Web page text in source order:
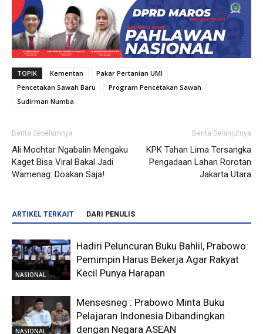
TOPIK Kementan
Pakar Pertanian UMI
Pencetakan Sawah Baru
Program Pencetakan Sawah
Sudirman Numba
Berita Sebelumnya
Ali Mochtar Ngabalin Mengaku
Kaget Bisa Viral Bakal Jadi
Wamenag: Doakan Saja!
Berita Selanjutnya
KPK Tahan Lima Tersangka
Pengadaan Lahan Rorotan
Jakarta Utara
ARTIKEL TERKAIT DARI PENULIS
NASIONAL
Hadiri Peluncuran Buku Bahlil, Prabowo:
Pemimpin Harus Bekerja Agar Rakyat
Kecil Punya Harapan
NASIONAL
Mensesneg : Prabowo Minta Buku
Pelajaran Indonesia Dibandingkan
dengan Negara ASEAN